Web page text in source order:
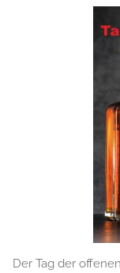
Der Tag der